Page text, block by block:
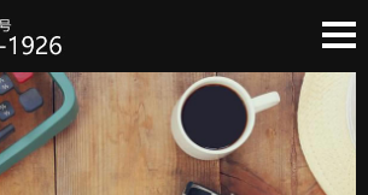
蔡创首页
法律法规
侦情告白
出轨取证